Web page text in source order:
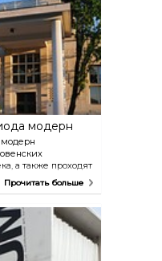
Франческо Роббы,
на площади перед
модерн
а также проходят
его
(MSUM).
Прочитать больше